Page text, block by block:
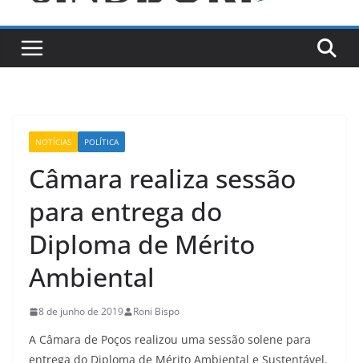
NOTÍCIAS POLÍTICA
Câmara realiza sessão
para entrega do
Diploma de Mérito
Ambiental
8 de junho de 2019 Roni Bispo
A Câmara de Poços realizou uma sessão solene para
entrega do Diploma de Mérito Ambiental e Sustentável.